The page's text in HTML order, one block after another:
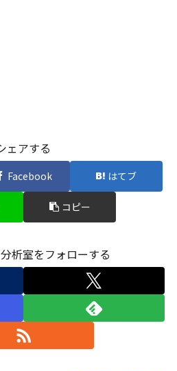
ェアする
Facebook はてブ
コピー
析室をフォローする